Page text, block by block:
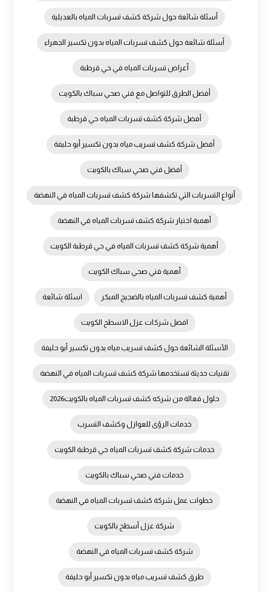
أسئلة شائعة حول شركة كشف تسربات المياه بالعديلية
أسئلة شائعة حول كشف تسربات المياه بدون تكسير الجهراء
أعراض تسربات المياه في حي قرطبة
أفضل الطرق للتواصل مع فني صحي سباك بالكويت
أفضل شركة كشف تسربات المياه حي قرطبة
أفضل شركة كشف تسريب مياه بدون تكسير أبو حليفة
أفضل فني صحي سباك بالكويت
أنواع التسربات التي تكشفها شركة كشف تسربات المياه في النهضة
أهمية اختيار شركة كشف تسربات المياه في النهضة
أهمية شركة كشف تسربات المياه في حي قرطبة الكويت
أهمية فني صحي سباك الكويت
أهمية كشف تسربات المياه بالضجيج المبكر اسئلة شائعة
افضل شركات عزل الاسطح الكويت
الأسئلة الشائعة حول كشف تسريب مياه بدون تكسير أبو حليفة
تقنيات حديثة تستخدمها شركة كشف تسربات المياه في النهضة
حلول فعالة من شركه كشف تسربات المياه بالكويت2026
خدمات الرؤى للعوازل وكشف التسرب
خدمات شركة كشف تسربات المياه حي قرطبة الكويت
خدمات فني صحي سباك بالكويت
خطوات عمل شركة كشف تسربات المياه في النهضة
شركة عزل أسطح بالكويت
شركة كشف تسربات المياه في النهضة
طرق كشف تسريب مياه بدون تكسير أبو حليفة